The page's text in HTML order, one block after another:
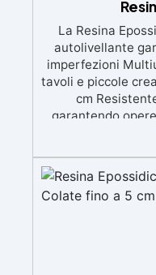
La Resina
autolivellante
imperfezioni
tavoli e piccole
cm
garantendo
ingiallimenti
formula anti-
Certificata
con la pelle,